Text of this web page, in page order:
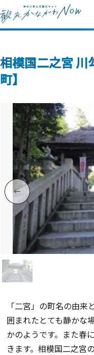
相模国二之宮 川
町】
「二宮」の町名の由
囲まれたとても静かな
かのようです。また春
きます。相模国二之宮